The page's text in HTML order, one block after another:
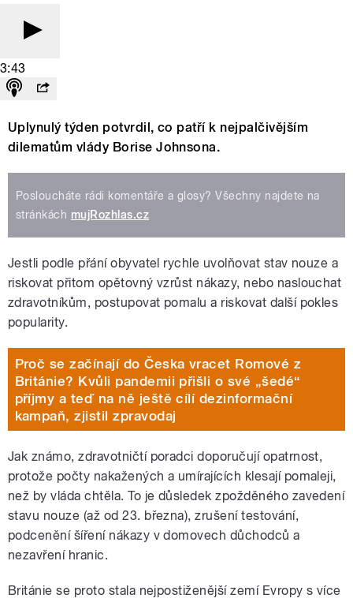
3:43
Uplynulý týden potvrdil, co patří k nejpalčivějším
dilematům vlády Borise Johnsona.
Posloucháte rádi komentáře a glosy? Všechny najdete na
stránkách mujRozhlas.cz
Jestli podle přání obyvatel rychle uvolňovat stav nouze a
riskovat přitom opětovný vzrůst nákazy, nebo naslouchat
zdravotníkům, postupovat pomalu a riskovat další pokles
popularity.
Proč se začínají do Česka vracet Romové z
Británie? Kvůli pandemii přišli o své „šedé“
příjmy a teď na ně ještě cílí dezinformační
kampaň, zjistil zpravodaj
Jak známo, zdravotničtí poradci doporučují opatrnost,
protože počty nakažených a umírajících klesají pomaleji,
než by vláda chtěla. To je důsledek zpožděného zavedení
stavu nouze (až od 23. března), zrušení testování,
podcenění šíření nákazy v domovech důchodců a
nezavření hranic.
Británie se proto stala nejpostiženější zemí Evropy s více